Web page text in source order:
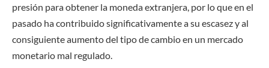
presión para obtener la moneda extranjera, por lo que en el
pasado ha contribuido significativamente a su escasez y al
consiguiente aumento del tipo de cambio en un mercado
monetario mal regulado.